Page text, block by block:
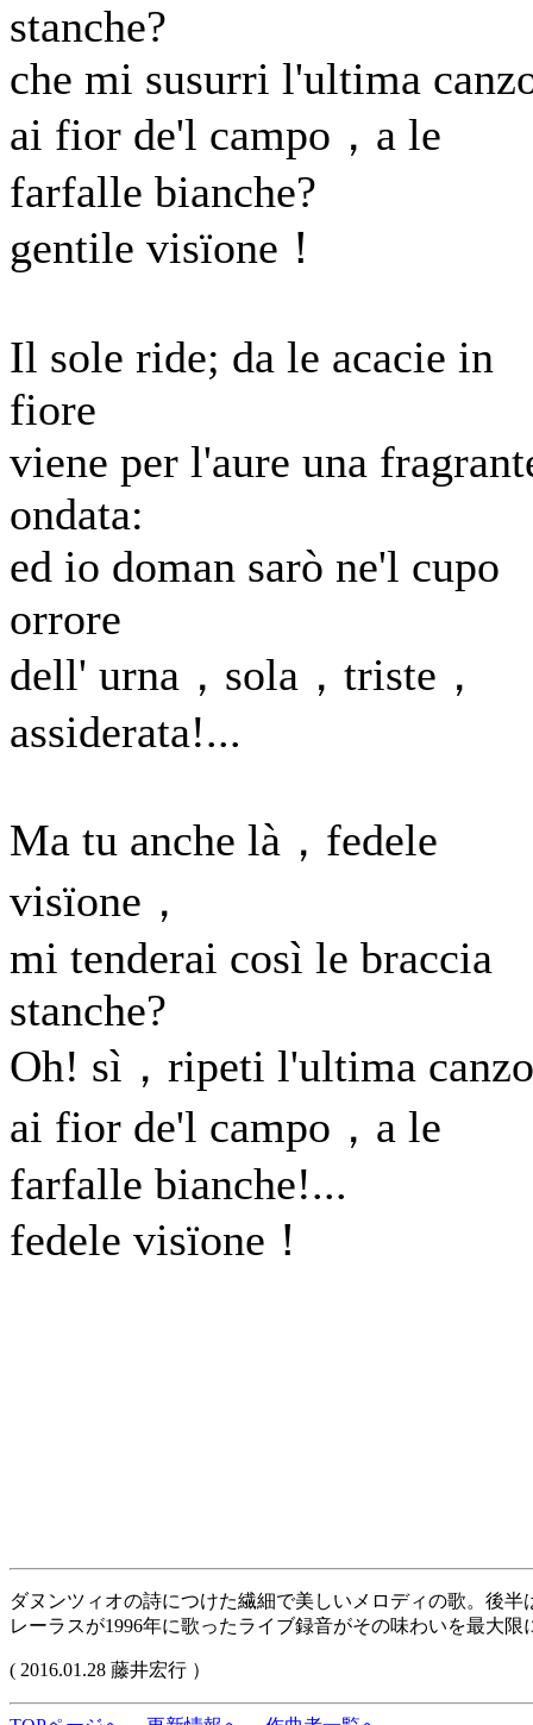
stanche?
che mi susurri l'ultima
ai fior de'l campo，a le
farfalle bianche?
gentile visïone！
Il sole ride; da le acacie in
fiore
viene per l'aure una
ondata:
ed io doman sarò ne'l cupo
orrore
dell' urna，sola，triste，
assiderata!...
Ma tu anche là，fedele
visïone，
mi tenderai così le braccia
stanche?
Oh! sì，ripeti l'ultima
ai fior de'l campo，a le
farfalle bianche!...
fedele visïone！
ダヌンツィオの詩につけた繊細で美しいメロディの歌。後
レーラスが1996年に歌ったライブ録音がその味わいを最大
( 2016.01.28 藤井宏行 ）